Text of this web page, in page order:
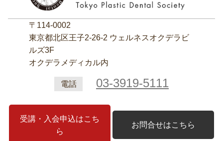
〒114-0002
東京都北区王子2‐26‐2 ウェルネスオクデラビ
ルズ3F
オクデラメディカル内
電話 03-3919-5111
受講・入会申込はこち
ら
お問合せはこちら